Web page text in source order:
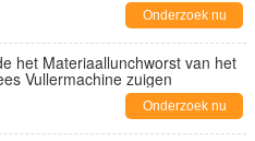
Onderzoek nu
het Materiaallunchworst van het
Vullermachine zuigen
Onderzoek nu